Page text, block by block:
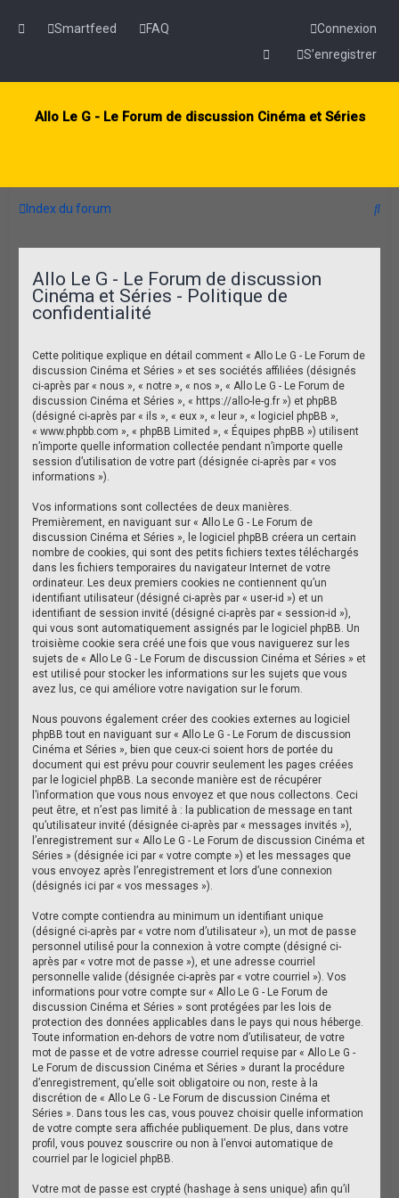
Smartfeed FAQ
Connexion
S’enregistrer
Allo Le G - Le Forum de discussion Cinéma et Séries
Index du forum
R
Allo Le G - Le Forum de discussion
Cinéma et Séries - Politique de
confidentialité
Cette politique explique en détail comment « Allo Le G - Le Forum de
discussion Cinéma et Séries » et ses sociétés affiliées (désignés
ci-après par « nous », « notre », « nos », « Allo Le G - Le Forum de
discussion Cinéma et Séries », « https://allo-le-g.fr ») et phpBB
(désigné ci-après par « ils », « eux », « leur », « logiciel phpBB »,
« www.phpbb.com », « phpBB Limited », « Équipes phpBB ») utilisent
n’importe quelle information collectée pendant n’importe quelle
session d’utilisation de votre part (désignée ci-après par « vos
informations »).
Vos informations sont collectées de deux manières.
Premièrement, en naviguant sur « Allo Le G - Le Forum de
discussion Cinéma et Séries », le logiciel phpBB créera un certain
nombre de cookies, qui sont des petits fichiers textes téléchargés
dans les fichiers temporaires du navigateur Internet de votre
ordinateur. Les deux premiers cookies ne contiennent qu’un
identifiant utilisateur (désigné ci-après par « user-id ») et un
identifiant de session invité (désigné ci-après par « session-id »),
qui vous sont automatiquement assignés par le logiciel phpBB. Un
troisième cookie sera créé une fois que vous naviguerez sur les
sujets de « Allo Le G - Le Forum de discussion Cinéma et Séries » et
est utilisé pour stocker les informations sur les sujets que vous
avez lus, ce qui améliore votre navigation sur le forum.
Nous pouvons également créer des cookies externes au logiciel
phpBB tout en naviguant sur « Allo Le G - Le Forum de discussion
Cinéma et Séries », bien que ceux-ci soient hors de portée du
document qui est prévu pour couvrir seulement les pages créées
par le logiciel phpBB. La seconde manière est de récupérer
l’information que vous nous envoyez et que nous collectons. Ceci
peut être, et n’est pas limité à : la publication de message en tant
qu’utilisateur invité (désignée ci-après par « messages invités »),
l’enregistrement sur « Allo Le G - Le Forum de discussion Cinéma et
Séries » (désignée ici par « votre compte ») et les messages que
vous envoyez après l’enregistrement et lors d’une connexion
(désignés ici par « vos messages »).
Votre compte contiendra au minimum un identifiant unique
(désigné ci-après par « votre nom d’utilisateur »), un mot de passe
personnel utilisé pour la connexion à votre compte (désigné ci-
après par « votre mot de passe »), et une adresse courriel
personnelle valide (désignée ci-après par « votre courriel »). Vos
informations pour votre compte sur « Allo Le G - Le Forum de
discussion Cinéma et Séries » sont protégées par les lois de
protection des données applicables dans le pays qui nous héberge.
Toute information en-dehors de votre nom d’utilisateur, de votre
mot de passe et de votre adresse courriel requise par « Allo Le G -
Le Forum de discussion Cinéma et Séries » durant la procédure
d’enregistrement, qu’elle soit obligatoire ou non, reste à la
discrétion de « Allo Le G - Le Forum de discussion Cinéma et
Séries ». Dans tous les cas, vous pouvez choisir quelle information
de votre compte sera affichée publiquement. De plus, dans votre
profil, vous pouvez souscrire ou non à l’envoi automatique de
courriel par le logiciel phpBB.
Votre mot de passe est crypté (hashage à sens unique) afin qu’il